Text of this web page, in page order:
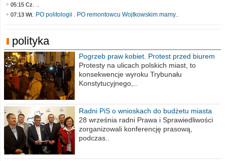
05:15 Cz. ..
07:13 Wt. PO politologii . PO remontowcu Wojtkowskim mamy..
polityka
Pogrzeb praw kobiet. Protest przed biurem
poselskim PiS
Protesty na ulicach polskich miast, to
konsekwencje wyroku Trybunału
Konstytucyjnego,..
Radni PiS o wnioskach do budżetu miasta
na 2021 rok
28 września radni Prawa i Sprawiedliwości
zorganizowali konferencję prasową,
podczas..